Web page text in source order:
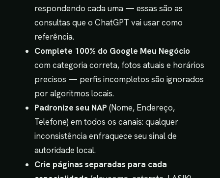
respondendo cada uma — essas são as
consultas que o ChatGPT vai usar como
referência.
Complete 100% do Google Meu Negócio
com categoria correta, fotos atuais e horários
precisos — perfis incompletos são ignorados
por algoritmos locais.
Padronize seu NAP (Nome, Endereço,
Telefone) em todos os canais: qualquer
inconsistência enfraquece seu sinal de
autoridade local.
Crie páginas separadas para cada